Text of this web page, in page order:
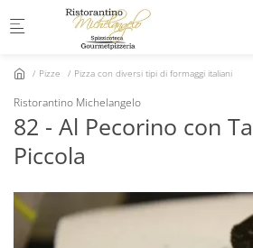
Skip to main content
Pizze Pizza con diversi tipi di formaggi italiani
Ristorantino Michelangelo
82 - Al Pecorino con
Piccola